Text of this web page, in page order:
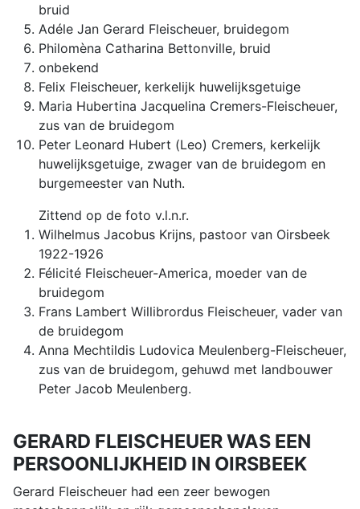
bruid
Adéle Jan Gerard Fleischeuer, bruidegom
Philomèna Catharina Bettonville, bruid
onbekend
Felix Fleischeuer, kerkelijk huwelijksgetuige
Maria Hubertina Jacquelina Cremers-Fleischeuer,
zus van de bruidegom
Peter Leonard Hubert (Leo) Cremers, kerkelijk
huwelijksgetuige, zwager van de bruidegom en
burgemeester van Nuth.
Zittend op de foto v.l.n.r.
Wilhelmus Jacobus Krijns, pastoor van Oirsbeek
1922-1926
Félicité Fleischeuer-America, moeder van de
bruidegom
Frans Lambert Willibrordus Fleischeuer, vader van
de bruidegom
Anna Mechtildis Ludovica Meulenberg-Fleischeuer,
zus van de bruidegom, gehuwd met landbouwer
Peter Jacob Meulenberg.
GERARD FLEISCHEUER WAS EEN
PERSOONLIJKHEID IN OIRSBEEK
Gerard Fleischeuer had een zeer bewogen